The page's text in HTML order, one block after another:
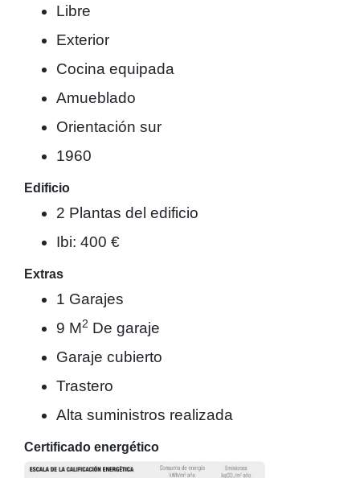
Libre
Exterior
Cocina equipada
Amueblado
Orientación sur
1960
Edificio
2 Plantas del edificio
Ibi: 400 €
Extras
1 Garajes
9 M2 De garaje
Garaje cubierto
Trastero
Alta suministros realizada
Certificado energético